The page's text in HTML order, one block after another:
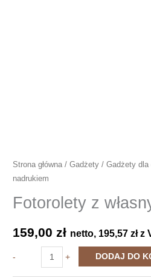
Strona główna /Gadżety /Gadżety dla
nadrukiem
Fotorolety z
159,00zł netto, 195,57złz
-
Fotorolety
+ DODAJ DO